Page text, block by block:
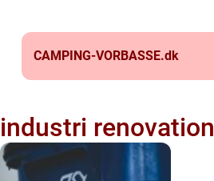
CAMPING-VORBASSE.dk
industri renovation